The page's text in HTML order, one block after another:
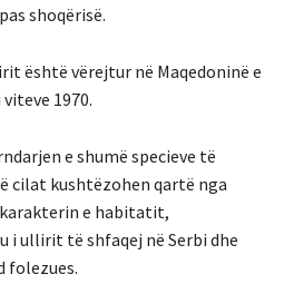
shoqërisë.
është vërejtur në Maqedoninë e
1970.
e shumë specieve të
cilat kushtëzohen qartë nga
e habitatit,
ullirit të shfaqej në Serbi dhe
folezues.